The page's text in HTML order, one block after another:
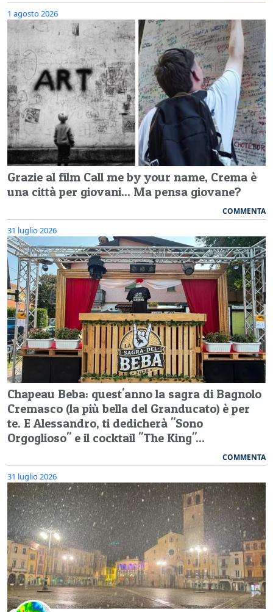
1 agosto 2026
Grazie al film Call me by your name, Crema è
una città per giovani... Ma pensa giovane?
COMMENTA
31 luglio 2026
Chapeau Beba: quest'anno la sagra di Bagnolo
Cremasco (la più bella del Granducato) è per
te. E Alessandro, ti dedicherà "Sono
Orgoglioso" e il cocktail "The King"...
COMMENTA
31 luglio 2026